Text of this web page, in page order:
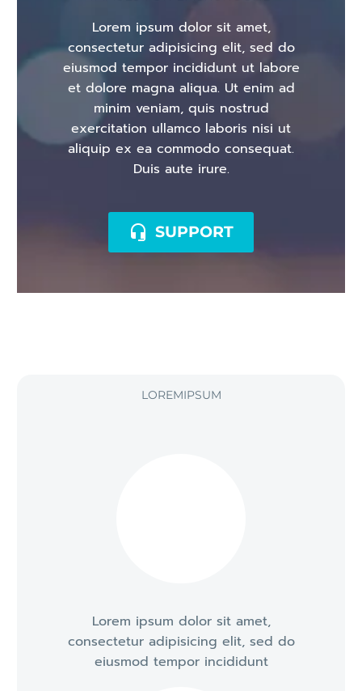
Lorem ipsum dolor sit amet,
consectetur adipisicing elit, sed do
eiusmod tempor incididunt ut labore
et dolore magna aliqua. Ut enim ad
minim veniam, quis nostrud
exercitation ullamco laboris nisi ut
aliquip ex ea commodo consequat.
Duis aute irure.
 SUPPORT
LOREMIPSUM
Lorem ipsum dolor sit amet,
consectetur adipisicing elit, sed do
eiusmod tempor incididunt